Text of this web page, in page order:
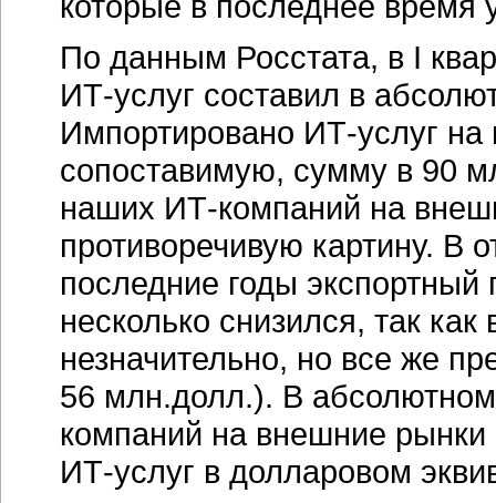
По данным Росстата, в I
ИТ-услуг составил в
Импортировано ИТ-услуг на
сопоставимую, сумму в 90
наших ИТ-компаний на
противоречивую картину. В
последние годы экспортный
несколько снизился, так как
незначительно, но все же
56 млн.долл.). В
компаний на внешние
ИТ-услуг в долларовом